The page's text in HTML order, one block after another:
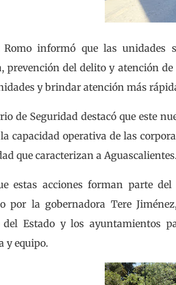
Romo informó que las unidades
prevención del delito y atención
y brindar atención más
de Seguridad destacó que este
capacidad operativa de las
que caracterizan a Aguascalientes.
estas acciones forman parte
por la gobernadora Tere
del Estado y los ayuntamientos
y equipo.